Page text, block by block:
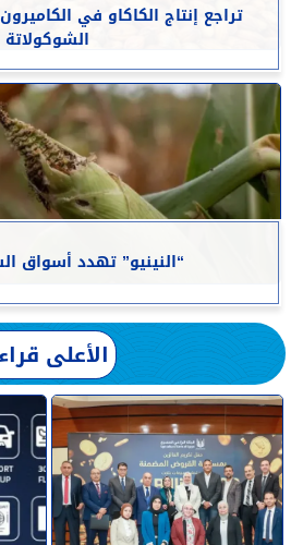
تراجع إنتاج الكاكاو في
الشوكولاتة
“النينيو” تهدد أسواق
الأعلى